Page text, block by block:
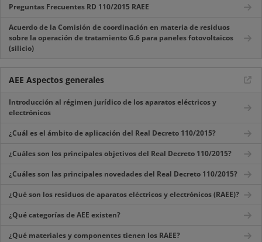
Preguntas Frecuentes RD 110/2015 RAEE
Acuerdo de la Comisión de coordinación en materia de residuos
sobre la operación de tratamiento G.6 para paneles fotovoltaicos
(silicio)
AEE Aspectos generales
Introducción al régimen jurídico de los aparatos eléctricos y
electrónicos
¿Cuál es el ámbito de aplicación del Real Decreto 110/2015?
¿Cuáles son los principales objetivos del Real Decreto 110/2015?
¿Cuáles son las principales novedades del Real Decreto 110/2015?
¿Qué son los residuos de aparatos eléctricos y electrónicos (RAEE)?
¿Qué categorías de AEE existen?
¿Qué materiales y componentes tienen los RAEE?